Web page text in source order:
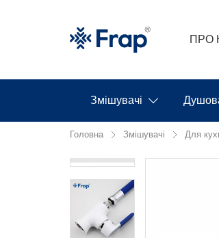
ПРО
Змішувачі
Головна Змішувачі Для